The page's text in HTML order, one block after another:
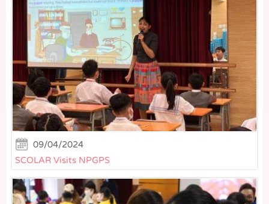
09/04/2024
SCOLAR Visits NPGPS